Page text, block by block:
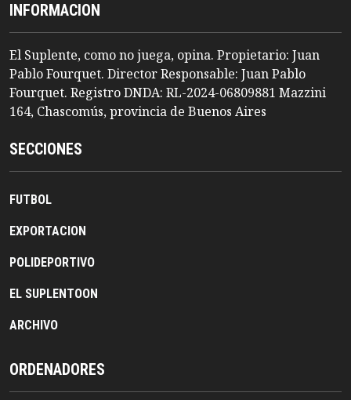
INFORMACION
El Suplente, como no juega, opina. Propietario: Juan
Pablo Fourquet. Director Responsable: Juan Pablo
Fourquet. Registro DNDA: RL-2024-06809881 Mazzini
164, Chascomús, provincia de Buenos Aires
SECCIONES
FUTBOL
EXPORTACION
POLIDEPORTIVO
EL SUPLENTOON
ARCHIVO
ORDENADORES